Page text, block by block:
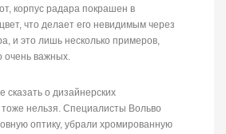
корпус радара покрашен в
что делает его невидимым через
и это лишь несколько примеров,
очень важных.
сказать о дизайнерских
нельзя. Специалисты Вольво
оптику, убрали хромированную